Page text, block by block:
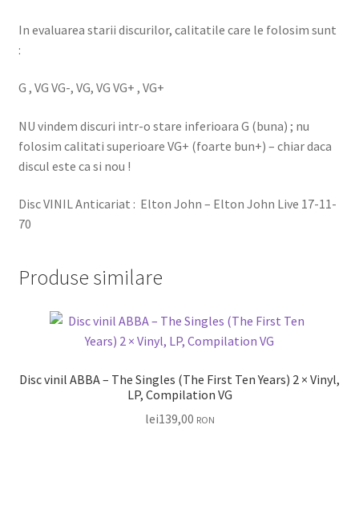
In evaluarea starii discurilor, calitatile care le folosim sunt
:
G , VG VG-, VG, VG VG+ , VG+
NU vindem discuri intr-o stare inferioara G (buna) ; nu
folosim calitati superioare VG+ (foarte bun+) – chiar daca
discul este ca si nou !
Disc VINIL Anticariat : Elton John – Elton John Live 17-11-
70
Produse similare
Disc vinil ABBA – The Singles (The First Ten Years) 2 × Vinyl,
LP, Compilation VG
lei139,00 RON